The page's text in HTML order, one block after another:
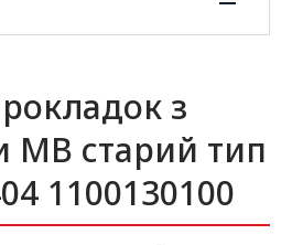
з
MB старий тип
1100130100